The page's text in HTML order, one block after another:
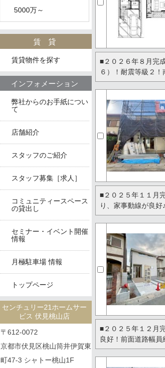
■２０２６年８月完
６）！耐震等級２
■２０２５年１１月
り、家事動線が良好♪
■２０２５年１２月
良好！前面道路幅
5000万～
賃貸
賃貸物件を探す
インフォメーション
弊社からのお手紙につい
て
店舗紹介
スタッフのご紹介
スタッフ募集［求人］
コミュニティースペース
の貸出し
セミナー・イベント開催
情報
月極駐車場 情報
トップページ
センチュリー21ホームサー
ビス 伏見桃山店
〒612-0072
京都市伏見区桃山筒井伊賀東
町47-3 シャトー桃山1F